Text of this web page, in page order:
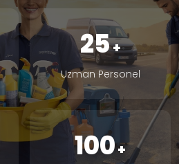
25
Uzman Personel
100